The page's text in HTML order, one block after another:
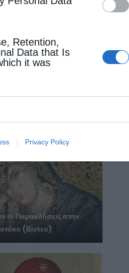
Retention,
Data that Is
it was
Privacy Policy
Επόμενο άρθρο
οι Παρακλήσεις στην
(Βίντεο)